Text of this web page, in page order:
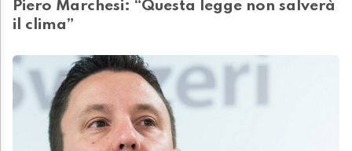
Piero Marchesi: “Questa legge non salverà
il clima”